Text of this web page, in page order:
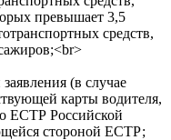
превышает 3,5
средств,
(в случае
карты водителя,
ЕСТР Российской
стороной ЕСТР;